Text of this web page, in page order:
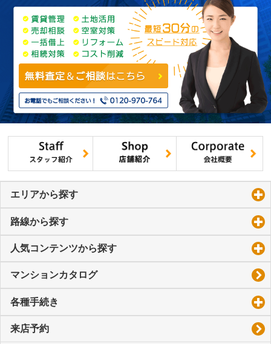
エリアから探す
路線から探す
人気コンテンツから探す
マンションカタログ
各種手続き
来店予約